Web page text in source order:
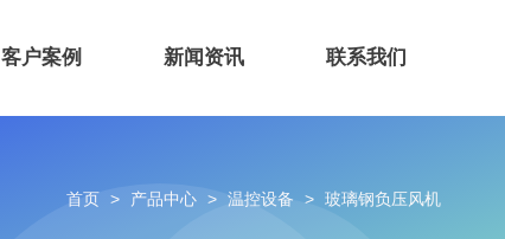
客户案例 新闻资讯 联系我们
首页 > 产品中心 > 温控设备 > 玻璃钢负压风机